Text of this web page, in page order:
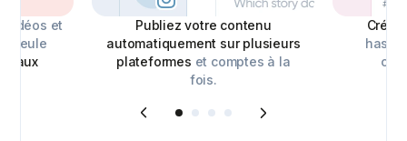
vidéos et
seule
aux
Publiez votre contenu
automatiquement sur plusieurs
plateformes et comptes à la
fois.